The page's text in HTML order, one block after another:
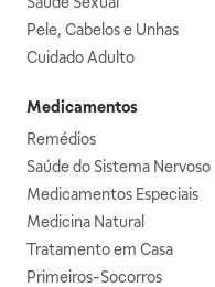
Pele, Cabelos e Unhas
Cuidado Adulto
Medicamentos
Remédios
Saúde do Sistema Nervoso
Medicamentos Especiais
Medicina Natural
Tratamento em Casa
Primeiros-Socorros